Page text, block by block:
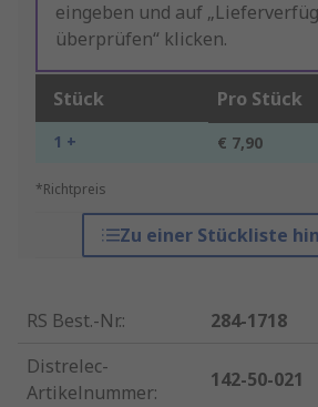
eingeben und auf
überprüfen“ klicken.
Stück Pro Stück
1 + € 7,90
*Richtpreis
Zu einer Stückliste
RS Best.-Nr.:
284-1718
Distrelec-
Artikelnummer:
142-50-021